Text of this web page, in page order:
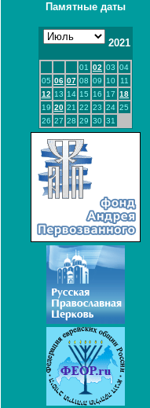
Памятные даты
2021
01 02 03 04
05 06 07 08 09 10
11
12 13 14 15 16 17 18
19 20 21 22 23 24 25
26 27 28 29 30 31